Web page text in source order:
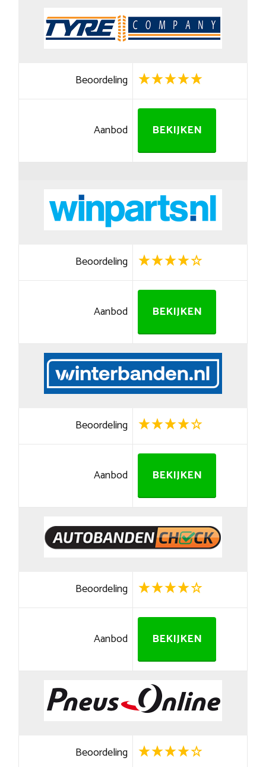
Beoordeling
Aanbod BEKIJKEN
Beoordeling
Aanbod BEKIJKEN
Beoordeling
Aanbod BEKIJKEN
Beoordeling
Aanbod BEKIJKEN
Beoordeling